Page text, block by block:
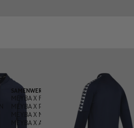
SAMENWERKINGEN
MEYBA X FRED PERRY
MEYBA X PACHANGA
MEYBA X MONEGROS
MEYBA X ANDREA OLIVA